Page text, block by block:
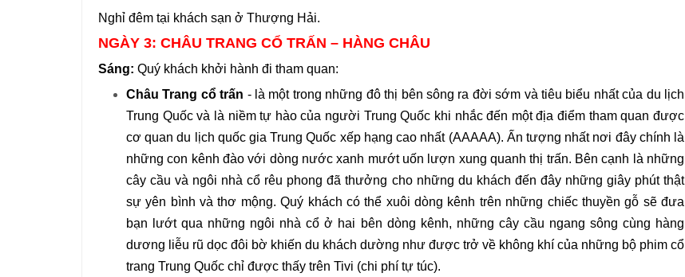
Nghỉ đêm tại khách sạn ở Thượng Hải.
NGÀY 3: CHÂU TRANG CỔ TRẤN – HÀNG CHÂU
Sáng: Quý khách khởi hành đi tham quan:
Châu Trang cổ trấn - là một trong những đô thị bên sông ra đời sớm và tiêu biểu nhất của du lịch
Trung Quốc và là niềm tự hào của người Trung Quốc khi nhắc đến một địa điểm tham quan được
cơ quan du lịch quốc gia Trung Quốc xếp hạng cao nhất (AAAAA). Ấn tượng nhất nơi đây chính là
những con kênh đào với dòng nước xanh mướt uốn lượn xung quanh thị trấn. Bên cạnh là những
cây cầu và ngôi nhà cổ rêu phong đã thưởng cho những du khách đến đây những giây phút thật
sự yên bình và thơ mộng. Quý khách có thể xuôi dòng kênh trên những chiếc thuyền gỗ sẽ đưa
bạn lướt qua những ngôi nhà cổ ở hai bên dòng kênh, những cây cầu ngang sông cùng hàng
dương liễu rũ dọc đôi bờ khiến du khách dường như được trở về không khí của những bộ phim cổ
trang Trung Quốc chỉ được thấy trên Tivi (chi phí tự túc).